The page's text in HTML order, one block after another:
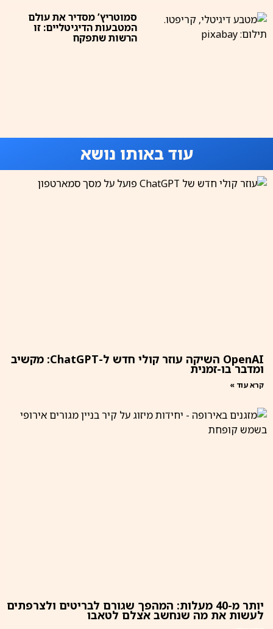
סמוטריץ’ מסדיר את עולם
המטבעות הדיגיטליים: זו
הרשות שתפקח
עוד באותו נושא
OpenAI השיקה עוזר קולי חדש ל-ChatGPT: מקשיב
ומדבר בו-זמנית
קרא עוד »
יותר מ-40 מעלות: המהפך שגורם לבריטים ולצרפתים
לעשות את מה שנחשב אצלם לטאבו